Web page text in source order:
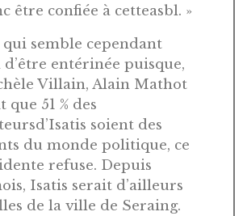
être confiée à cetteasbl. »
semble cependant
entérinée puisque,
Villain, Alain Mathot
51 % des
soient des
du monde politique, ce
refuse. Depuis
Isatis serait d’ailleurs
de la ville de Seraing.